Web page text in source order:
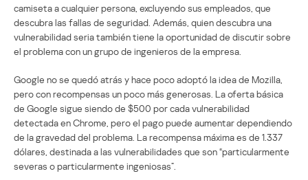
camiseta a cualquier persona, excluyendo sus empleados, que
descubra las fallas de seguridad. Además, quien descubra una
vulnerabilidad seria también tiene la oportunidad de discutir sobre
el problema con un grupo de ingenieros de la empresa.
Google no se quedó atrás y hace poco adoptó la idea de Mozilla,
pero con recompensas un poco más generosas. La oferta básica
de Google sigue siendo de $500 por cada vulnerabilidad
detectada en Chrome, pero el pago puede aumentar dependiendo
de la gravedad del problema. La recompensa máxima es de 1.337
dólares, destinada a las vulnerabilidades que son “particularmente
severas o particularmente ingeniosas”.